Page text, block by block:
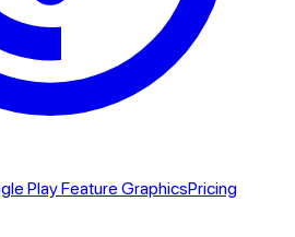
Play Feature GraphicsPricing